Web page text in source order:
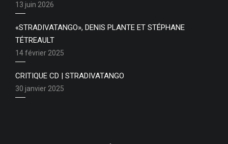
13 juin 2026
«STRADIVATANGO», DENIS PLANTE ET STÉPHANE
TÉTREAULT
14 février 2025
CRITIQUE CD | STRADIVATANGO
30 janvier 2025